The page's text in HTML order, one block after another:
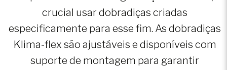
crucial usar dobradiças criadas
especificamente para esse fim. As dobradiças
Klima-flex são ajustáveis e disponíveis com
suporte de montagem para garantir